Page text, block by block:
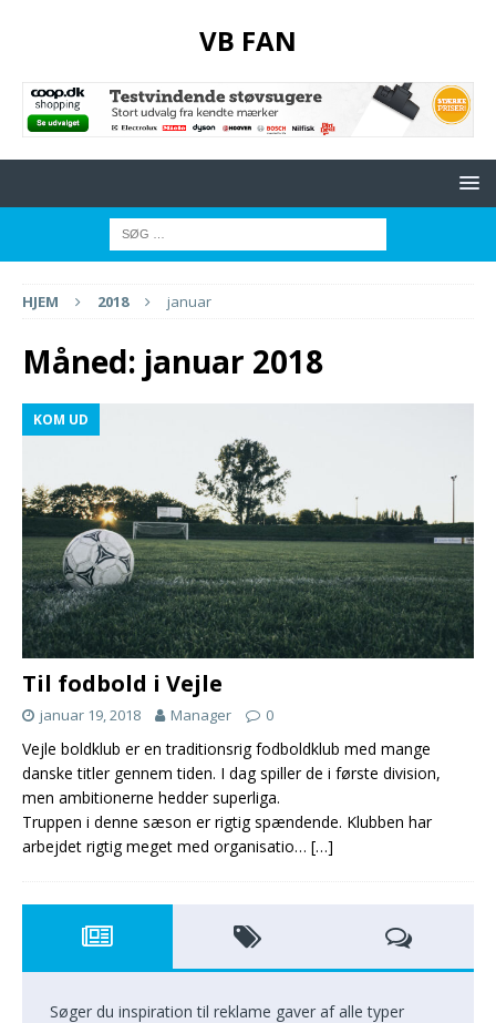
VB FAN
HJEM 2018 januar
Måned: januar 2018
KOM UD
Til fodbold i Vejle
januar 19, 2018 Manager 0
Vejle boldklub er en traditionsrig fodboldklub med mange
danske titler gennem tiden. I dag spiller de i første division,
men ambitionerne hedder superliga.
Truppen i denne sæson er rigtig spændende. Klubben har
arbejdet rigtig meget med organisatio… […]
Søger du inspiration til reklame gaver af alle typer